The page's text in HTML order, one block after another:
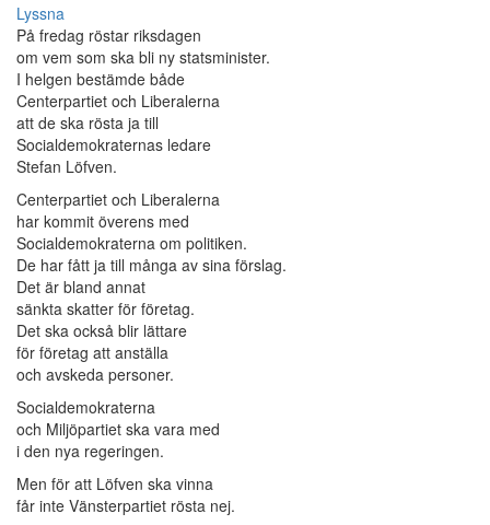
Lyssna
På fredag röstar riksdagen
om vem som ska bli ny statsminister.
I helgen bestämde både
Centerpartiet och Liberalerna
att de ska rösta ja till
Socialdemokraternas ledare
Stefan Löfven.
Centerpartiet och Liberalerna
har kommit överens med
Socialdemokraterna om politiken.
De har fått ja till många av sina förslag.
Det är bland annat
sänkta skatter för företag.
Det ska också blir lättare
för företag att anställa
och avskeda personer.
Socialdemokraterna
och Miljöpartiet ska vara med
i den nya regeringen.
Men för att Löfven ska vinna
får inte Vänsterpartiet rösta nej.